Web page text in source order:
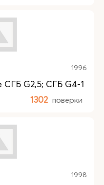
1996
СГБ G2,5; СГБ G4-1
1302 поверки
1998